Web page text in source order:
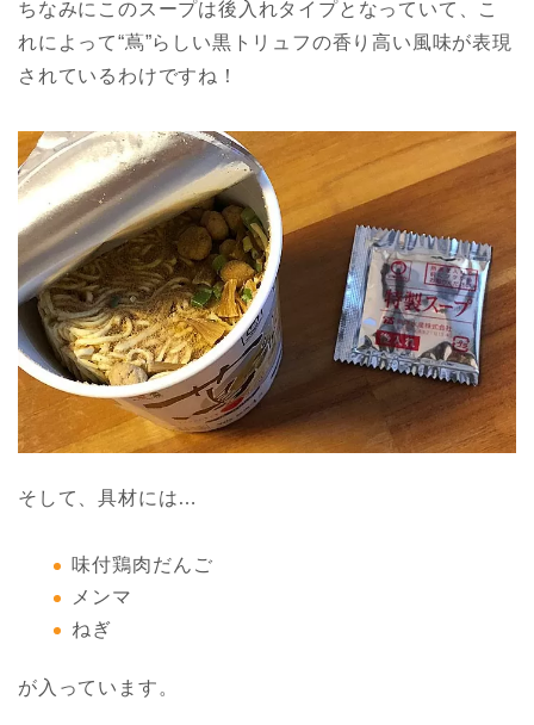
ちなみにこのスープは後入れタイプとなっていて、こ
れによって“蔦”らしい黒トリュフの香り高い風味が表現
されているわけですね！
そして、具材には…
味付鶏肉だんご
メンマ
ねぎ
が入っています。